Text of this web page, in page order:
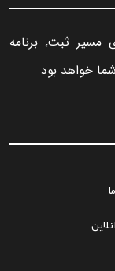
نگین گستربا تیم حرفه ای از ابتدا تا انتهای مسیر ثبت٬ برنامه